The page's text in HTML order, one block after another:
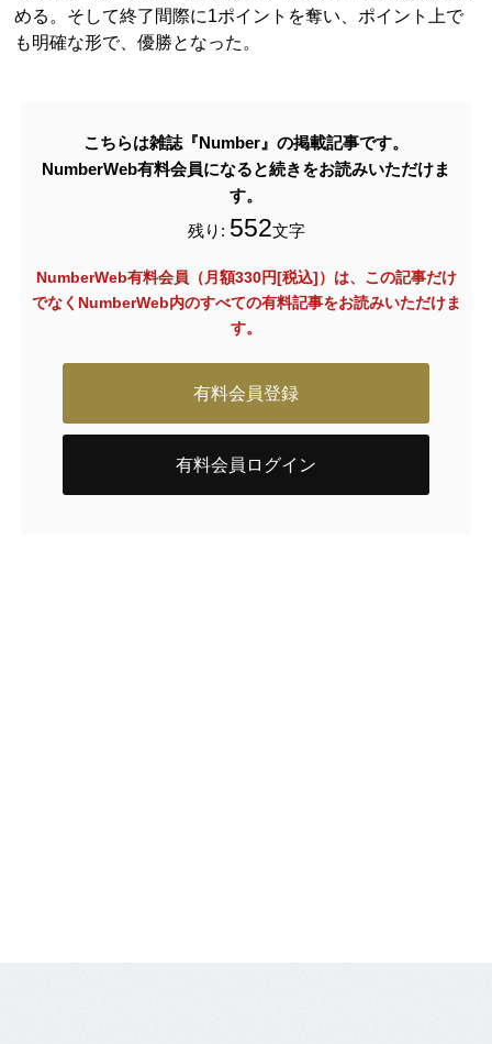
める。そして終了間際に1ポイントを奪い、ポイント上で
も明確な形で、優勝となった。
こちらは雑誌『Number』の掲載記事です。
NumberWeb有料会員になると続きをお読みいただけま
す。
残り: 552文字
NumberWeb有料会員（月額330円[税込]）は、この記事だけ
でなく NumberWeb内のすべての有料記事をお読みいただけま
す。
有料会員登録
有料会員ログイン